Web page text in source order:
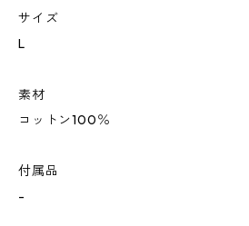
サイズ
L
素材
コットン100％
付属品
-